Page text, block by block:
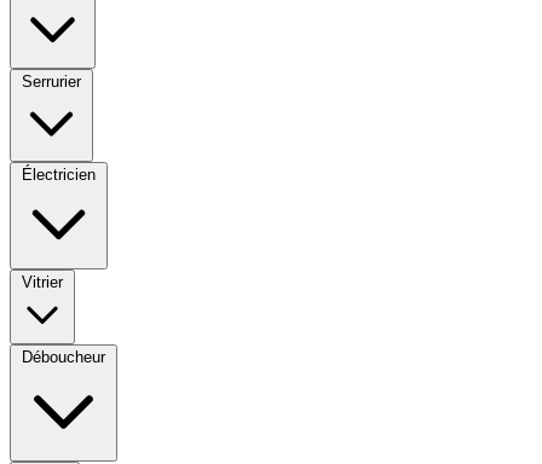
Serrurier
Électricien
Vitrier
Déboucheur